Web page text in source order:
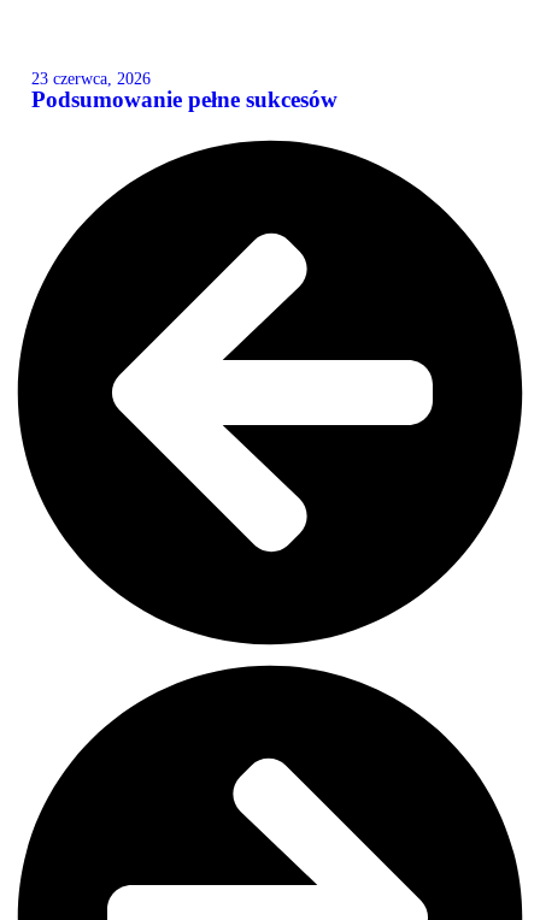
23 czerwca, 2026
Podsumowanie pełne sukcesów